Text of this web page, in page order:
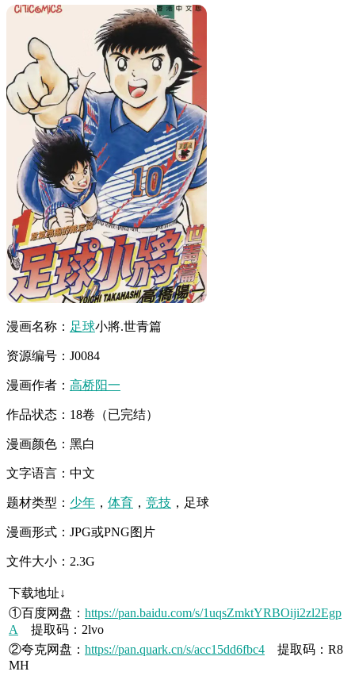
漫画名称： 足球小將.世青篇
资源编号：J0084
漫画作者： 高桥阳一
作品状态：18卷（已完结）
漫画颜色：黑白
文字语言：中文
题材类型： 少年 ， 体育 ， 竞技 ，足球
漫画形式：JPG或PNG图片
文件大小：2.3G
下载地址↓
①百度网盘： https://pan.baidu.com/s/1uqsZmktYRBOiji2zl2Egp
A
提取码：2lvo
②夸克网盘： https://pan.quark.cn/s/acc15dd6fbc4 提取码：R8
MH